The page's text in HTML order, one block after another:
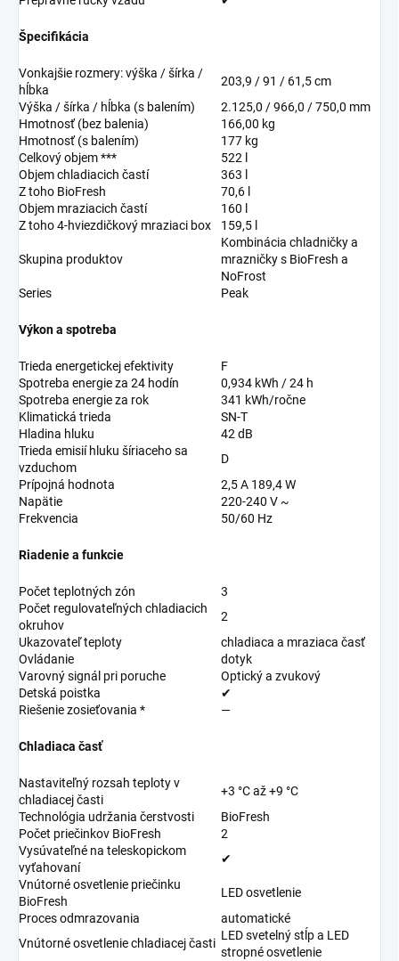
Špecifikácia
Vonkajšie rozmery: výška / šírka /
hĺbka
203,9 / 91 / 61,5 cm
Výška / šírka / hĺbka (s balením)
2.125,0 / 966,0 / 750,0 mm
Hmotnosť (bez balenia)
166,00 kg
Hmotnosť (s balením)
177 kg
Celkový objem ***
522 l
Objem chladiacich častí
363 l
Z toho BioFresh
70,6 l
Objem mraziacich častí
160 l
Z toho 4-hviezdičkový mraziaci box
159,5 l
Skupina produktov
Kombinácia chladničky a
mrazničky s BioFresh a
NoFrost
Series
Peak
Výkon a spotreba
Trieda energetickej efektivity
F
Spotreba energie za 24 hodín
0,934 kWh / 24 h
Spotreba energie za rok
341 kWh/ročne
Klimatická trieda
SN-T
Hladina hluku
42 dB
Trieda emisií hluku šíriaceho sa
vzduchom
D
Prípojná hodnota
2,5 A 189,4 W
Napätie
220-240 V ~
Frekvencia
50/60 Hz
Riadenie a funkcie
Počet teplotných zón
3
Počet regulovateľných chladiacich
okruhov
2
Ukazovateľ teploty
chladiaca a mraziaca časť
Ovládanie
dotyk
Varovný signál pri poruche
Optický a zvukový
Detská poistka
✔
Riešenie zosieťovania *
—
Chladiaca časť
Nastaviteľný rozsah teploty v
chladiacej časti
+3 °C až +9 °C
Technológia udržania čerstvosti
BioFresh
Počet priečinkov BioFresh
2
Vysúvateľné na teleskopickom
vyťahovaní
✔
Vnútorné osvetlenie priečinku
BioFresh
LED osvetlenie
Proces odmrazovania
automatické
Vnútorné osvetlenie chladiacej časti
LED svetelný stĺp a LED
stropné osvetlenie